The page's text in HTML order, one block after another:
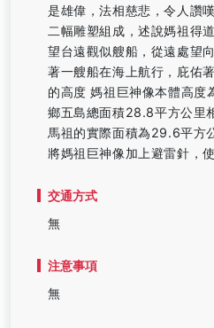
是雄偉，法相慈悲，令人讚
二幅雕塑組成，述說媽祖得
望台遠觀似艘船，從遠處望
著一艘船在海上航行，庇佑
的高度 媽祖巨神像本體高
鄉五島總面積28.8平方公里
馬祖的實際面積為29.6平方
將媽祖巨神像加上避雷針，
交通方式
無
注意事項
無